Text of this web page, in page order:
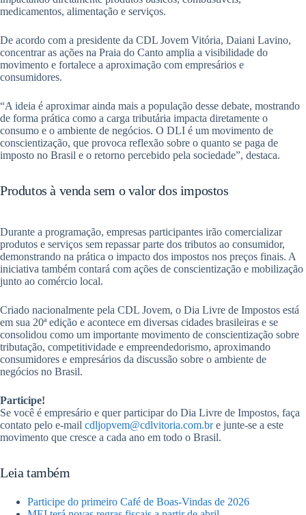
medicamentos, alimentação e serviços.
De acordo com a presidente da CDL Jovem Vitória, Daiani Lavino,
concentrar as ações na Praia do Canto amplia a visibilidade do
movimento e fortalece a aproximação com empresários e
consumidores.
“A ideia é aproximar ainda mais a população desse debate, mostrando
de forma prática como a carga tributária impacta diretamente o
consumo e o ambiente de negócios. O DLI é um movimento de
conscientização, que provoca reflexão sobre o quanto se paga de
imposto no Brasil e o retorno percebido pela sociedade”, destaca.
Produtos à venda sem o valor dos impostos
Durante a programação, empresas participantes irão comercializar
produtos e serviços sem repassar parte dos tributos ao consumidor,
demonstrando na prática o impacto dos impostos nos preços finais. A
iniciativa também contará com ações de conscientização e mobilização
junto ao comércio local.
Criado nacionalmente pela CDL Jovem, o Dia Livre de Impostos está
em sua 20ª edição e acontece em diversas cidades brasileiras e se
consolidou como um importante movimento de conscientização sobre
tributação, competitividade e empreendedorismo, aproximando
consumidores e empresários da discussão sobre o ambiente de
negócios no Brasil.
Participe!
Se você é empresário e quer participar do Dia Livre de Impostos, faça
contato pelo e-mail cdljopvem@cdlvitoria.com.bre junte-se a este
movimento que cresce a cada ano em todo o Brasil.
Leia também
Participe do primeiro Café de Boas-Vindas de 2026